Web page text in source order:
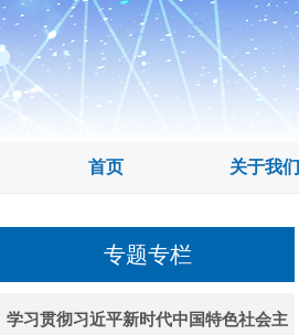
首页 关于我们
专题专栏
学习贯彻习近平新时代中国特色社会主